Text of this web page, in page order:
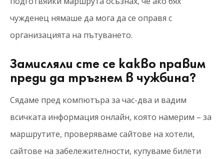
чужденец нямаше да мога да се оправя с
организацията на пътуването.
Замисляли сте се какво правим
преди да тръгнем в чужбина?
Сядаме пред компютъра за час-два и вадим
всичката информация онлайн, която намерим – за
маршрутите, проверяваме сайтове на хотели,
сайтове на забележителности, купуваме билети